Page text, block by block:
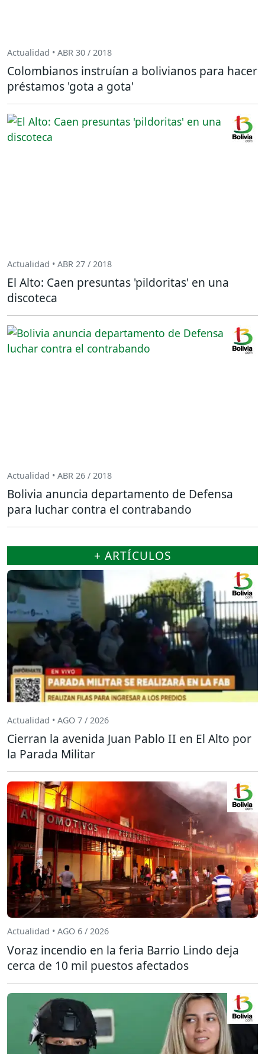
Actualidad • ABR 30 / 2018
Colombianos instruían a bolivianos para hacer
préstamos 'gota a gota'
Actualidad • ABR 27 / 2018
El Alto: Caen presuntas 'pildoritas' en una
discoteca
Actualidad • ABR 26 / 2018
Bolivia anuncia departamento de Defensa
para luchar contra el contrabando
+ ARTÍCULOS
Actualidad • AGO 7 / 2026
Cierran la avenida Juan Pablo II en El Alto por
la Parada Militar
Actualidad • AGO 6 / 2026
Voraz incendio en la feria Barrio Lindo deja
cerca de 10 mil puestos afectados